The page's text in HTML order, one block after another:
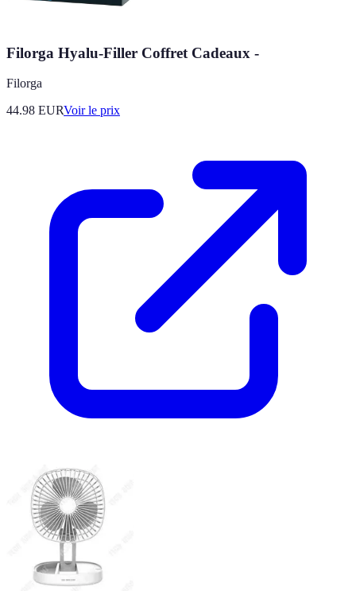
Filorga Hyalu-Filler Coffret Cadeaux -
Filorga
44.98 EURVoir le prix